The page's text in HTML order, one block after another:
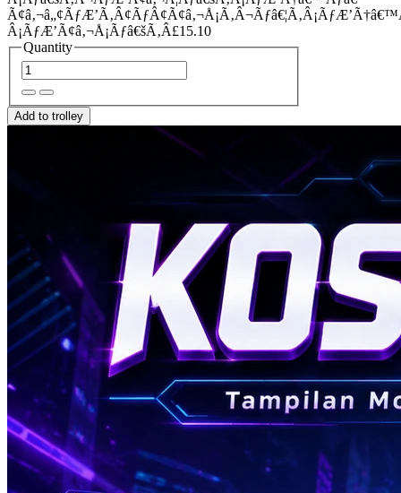
Â¡ÃƒÆ’Ã¢â‚¬Å¡Ãƒâ€šÃ‚Â£15.10
Quantity
Add to trolley